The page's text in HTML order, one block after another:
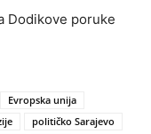
Dodikove poruke
Evropska unija
političko Sarajevo